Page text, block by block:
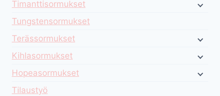
Timanttisormukset
Tungstensormukset
Terässormukset
Kihlasormukset
Hopeasormukset
Tilaustyö